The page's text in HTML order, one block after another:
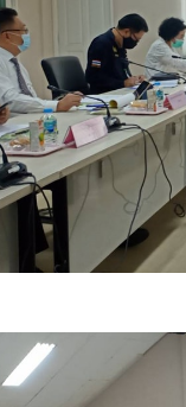
ระจำปี
สดุและทรัพย์สิน